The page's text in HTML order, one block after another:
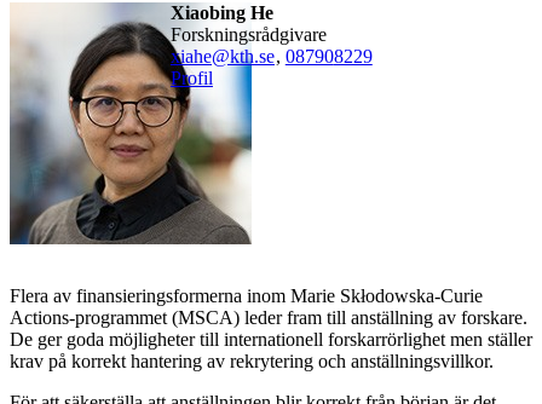
Xiaobing He
forskningsrådgivare
xiahe@kth.se, 087908229
Profil
Flera av finansieringsformerna inom Marie Skłodowska-Curie
Actions-programmet (MSCA) leder fram till anställning av forskare.
De ger goda möjligheter till internationell forskarrörlighet men ställer
krav på korrekt hantering av rekrytering och anställningsvillkor.